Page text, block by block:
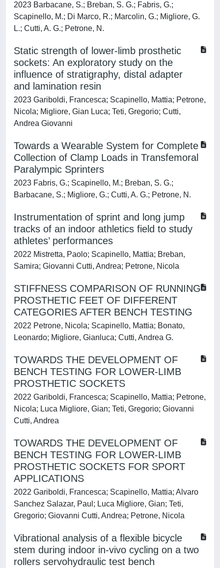
2023 Barbacane, S.; Breban, S. G.; Fabris, G.;
Scapinello, M.; Di Marco, R.; Marcolin, G.; Migliore, G.
L.; Cutti, A. G.; Petrone, N.
Static strength of lower-limb prosthetic
sockets: An exploratory study on the
influence of stratigraphy, distal adapter
and lamination resin
2023 Gariboldi, Francesca; Scapinello, Mattia; Petrone,
Nicola; Migliore, Gian Luca; Teti, Gregorio; Cutti,
Andrea Giovanni
Towards a Wearable System for Complete
Collection of Clamp Loads in Transfemoral
Paralympic Sprinters
2023 Fabris, G.; Scapinello, M.; Breban, S. G.;
Barbacane, S.; Migliore, G.; Cutti, A. G.; Petrone, N.
Instrumentation of sprint and long jump
tracks of an indoor athletics field to study
athletes’ performances
2022 Mistretta, Paolo; Scapinello, Mattia; Breban,
Samira; Giovanni Cutti, Andrea; Petrone, Nicola
STIFFNESS COMPARISON OF RUNNING
PROSTHETIC FEET OF DIFFERENT
CATEGORIES AFTER BENCH TESTING
2022 Petrone, Nicola; Scapinello, Mattia; Bonato,
Leonardo; Migliore, Gianluca; Cutti, Andrea G.
TOWARDS THE DEVELOPMENT OF
BENCH TESTING FOR LOWER-LIMB
PROSTHETIC SOCKETS
2022 Gariboldi, Francesca; Scapinello, Mattia; Petrone,
Nicola; Luca Migliore, Gian; Teti, Gregorio; Giovanni
Cutti, Andrea
TOWARDS THE DEVELOPMENT OF
BENCH TESTING FOR LOWER-LIMB
PROSTHETIC SOCKETS FOR SPORT
APPLICATIONS
2022 Gariboldi, Francesca; Scapinello, Mattia; Alvaro
Sanchez Salazar, Paul; Luca Migliore, Gian; Teti,
Gregorio; Giovanni Cutti, Andrea; Petrone, Nicola
Vibrational analysis of a flexible bicycle
stem during indoor in-vivo cycling on a two
rollers servohydraulic test bench